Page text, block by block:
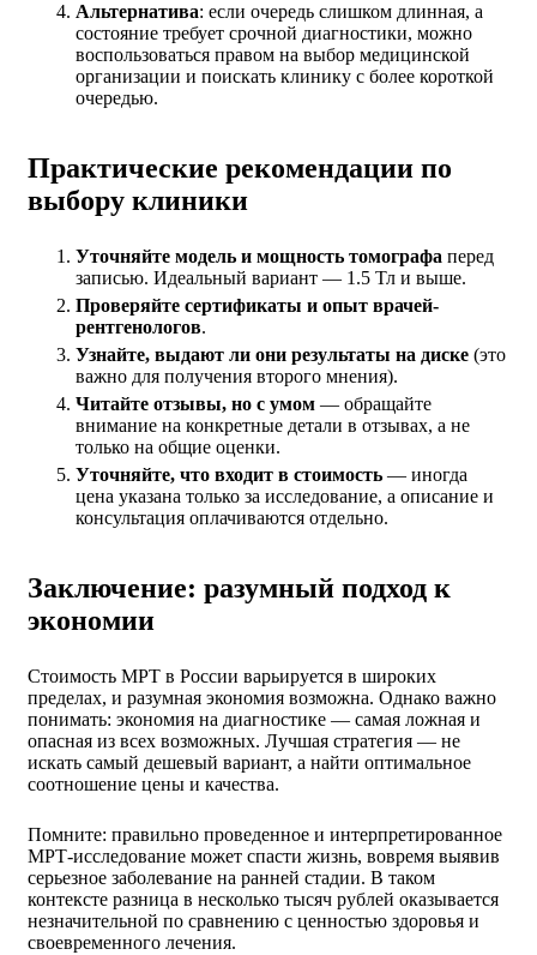
Альтернатива: если очередь слишком длинная, а
состояние требует срочной диагностики, можно
воспользоваться правом на выбор медицинской
организации и поискать клинику с более короткой
очередью.
Практические рекомендации по
выбору клиники
Уточняйте модель и мощность томографа перед
записью. Идеальный вариант — 1.5 Тл и выше.
Проверяйте сертификаты и опыт врачей-
рентгенологов.
Узнайте, выдают ли они результаты на диске (это
важно для получения второго мнения).
Читайте отзывы, но с умом — обращайте
внимание на конкретные детали в отзывах, а не
только на общие оценки.
Уточняйте, что входит в стоимость — иногда
цена указана только за исследование, а описание и
консультация оплачиваются отдельно.
Заключение: разумный подход к
экономии
Стоимость МРТ в России варьируется в широких
пределах, и разумная экономия возможна. Однако важно
понимать: экономия на диагностике — самая ложная и
опасная из всех возможных. Лучшая стратегия — не
искать самый дешевый вариант, а найти оптимальное
соотношение цены и качества.
Помните: правильно проведенное и интерпретированное
МРТ-исследование может спасти жизнь, вовремя выявив
серьезное заболевание на ранней стадии. В таком
контексте разница в несколько тысяч рублей оказывается
незначительной по сравнению с ценностью здоровья и
своевременного лечения.